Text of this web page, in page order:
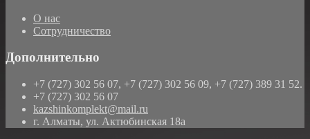
О нас
Сотрудничество
Дополнительно
+7 (727) 302 56 07, +7 (727) 302 56 09, +7 (727) 389 31 52.
+7 (727) 302 56 07
kazshinkomplekt@mail.ru
г. Алматы, ул. Актюбинская 18а